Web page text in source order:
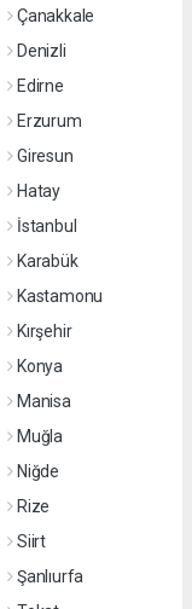
Çanakkale
Denizli
Edirne
Erzurum
Giresun
Hatay
İstanbul
Karabük
Kastamonu
Kırşehir
Konya
Manisa
Muğla
Niğde
Rize
Siirt
Şanlıurfa